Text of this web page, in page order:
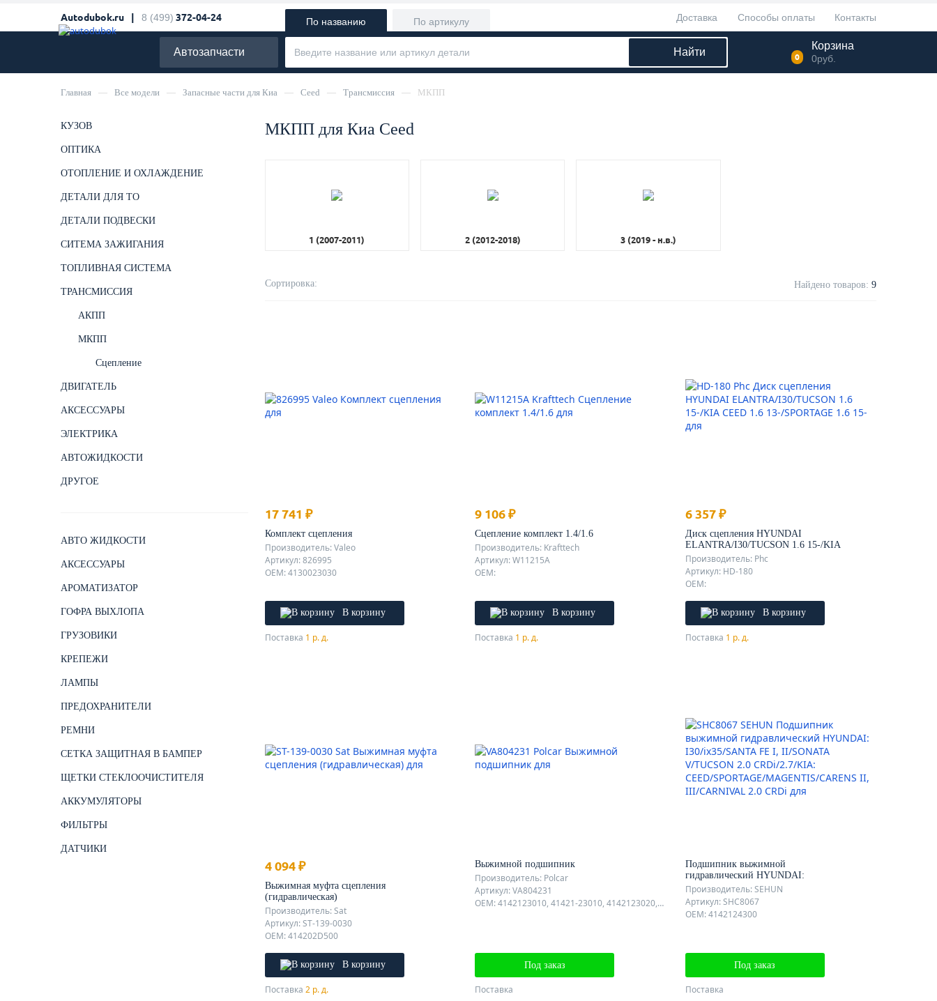
Autodubok.ru | 8 (499) 372-04-24 Доставка Способы оплаты Контакты
Автозапчасти
По названию По артикулу
Найти 0
Корзина
0руб.
Главная — Все модели — Запасные части для Киа — Ceed — Трансмиссия — МКПП
КУЗОВ
ОПТИКА
ОТОПЛЕНИЕ И ОХЛАЖДЕНИЕ
ДЕТАЛИ ДЛЯ ТО
ДЕТАЛИ ПОДВЕСКИ
СИТЕМА ЗАЖИГАНИЯ
ТОПЛИВНАЯ СИСТЕМА
ТРАНСМИССИЯ
АКПП
МКПП
Сцепление
ДВИГАТЕЛЬ
АКСЕССУАРЫ
ЭЛЕКТРИКА
АВТОЖИДКОСТИ
ДРУГОЕ
АВТО ЖИДКОСТИ
АКСЕССУАРЫ
АРОМАТИЗАТОР
ГОФРА ВЫХЛОПА
ГРУЗОВИКИ
КРЕПЕЖИ
ЛАМПЫ
ПРЕДОХРАНИТЕЛИ
РЕМНИ
СЕТКА ЗАЩИТНАЯ В БАМПЕР
ЩЕТКИ СТЕКЛООЧИСТИТЕЛЯ
АККУМУЛЯТОРЫ
ФИЛЬТРЫ
ДАТЧИКИ
МКПП для Киа Ceed
1 (2007-2011) 2 (2012-2018) 3 (2019 - н.в.)
Сортировка: Найдено товаров: 9
17 741 ₽
Комплект сцепления
Производитель: Valeo
Артикул: 826995
OEM: 4130023030
В корзину
Поставка 1 р. д.
9 106 ₽
Сцепление комплект 1.4/1.6
Производитель: Krafttech
Артикул: W11215A
OEM:
В корзину
Поставка 1 р. д.
6 357 ₽
Диск сцепления HYUNDAI
ELANTRA/I30/TUCSON 1.6 15-/KIA
CEED 1.6 13-/SPORTAGE 1.6 15-
Производитель: Phc
Артикул: HD-180
OEM:
В корзину
Поставка 1 р. д.
4 094 ₽
Выжимная муфта сцепления
(гидравлическая)
Производитель: Sat
Артикул: ST-139-0030
OEM: 414202D500
В корзину
Поставка 2 р. д.
Выжимной подшипник
Производитель: Polcar
Артикул: VA804231
OEM: 4142123010, 41421-23010, 4142123020, 41421-23020
Под заказ
Поставка
Подшипник выжимной
гидравлический HYUNDAI:
I30/ix35/SANTA FE I, II/SONATA
V/TUCSON 2.0 CRDi/2.7/KIA:
CEED/SPORTAGE/MAGENTIS/CARENS
II, III/CARNIVAL 2.0 CRDi
Производитель: SEHUN
Артикул: SHC8067
OEM: 4142124300
Под заказ
Поставка